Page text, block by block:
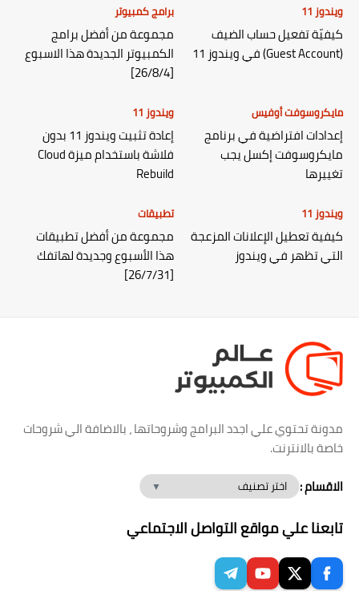
ويندوز 11
كيفيّة تفعيل حساب الضيف
(Guest Account) في ويندوز 11
برامج كمبيوتر
مجموعة من أفضل برامج
الكمبيوتر الجديدة هذا الاسبوع
[26/8/4]
مايكروسوفت أوفيس
إعدادات افتراضية في برنامج
مايكروسوفت إكسل يجب
تغييرها
ويندوز 11
إعادة تثبيت ويندوز 11 بدون
فلاشة باستخدام ميزة Cloud
Rebuild
ويندوز 11
كيفية تعطيل الإعلانات المزعجة
التي تظهر في ويندوز
تطبيقات
مجموعة من أفضل تطبيقات
هذا الأسبوع وجديدة لهاتفك
[26/7/31]
مدونة تحتوي علي اجدد البرامج وشروحاتها ، بالاضافة الي شروحات
خاصة بالانترنت.
الاقسام :
تابعنا علي مواقع التواصل الاجتماعي